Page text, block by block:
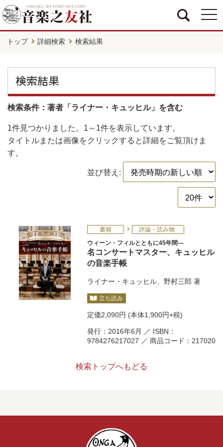
トップ 詳細検索 検索結果
検索結果
検索条件：著者「ライナー・キュッヒル」を含む
1件見つかりました。 1～1件を表示しています。
タイトルまたは画像をクリックすると詳細をご覧頂けま
す。
並び替え:
書籍
評論・読み物
ウィーン・フィルとともに45年間―
名コンサートマスター、キュッヒル
の音楽手帳
ライナー・キュッヒル 野村三郎 著
立ち読み
定価2,090円 (本体1,900円+税)
発行：2016年6月 ／ ISBN：
9784276217027 ／ 商品コード：217020
検索トップへもどる